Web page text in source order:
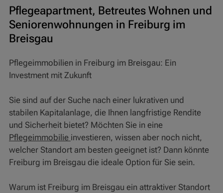
Pflegeapartment, Betreutes Wohnen und
Seniorenwohnungen in Freiburg im
Breisgau
Pflegeimmobilien in Freiburg im Breisgau: Ein
Investment mit Zukunft
Sie sind auf der Suche nach einer lukrativen und
stabilen Kapitalanlage, die Ihnen langfristige Rendite
und Sicherheit bietet? Möchten Sie in eine
Pflegeimmobilie investieren, wissen aber noch nicht,
welcher Standort am besten geeignet ist? Dann könnte
Freiburg im Breisgau die ideale Option für Sie sein.
Warum ist Freiburg im Breisgau ein attraktiver Standort